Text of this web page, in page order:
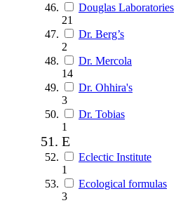
Douglas Laboratories
21
Dr. Berg’s
2
Dr. Mercola
14
Dr. Ohhira's
3
Dr. Tobias
1
E
Eclectic Institute
1
Ecological formulas
3